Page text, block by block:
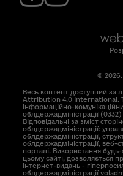
©
Весь контент доступний за
Attribution 4.0 International.
інформаційно-
облдержадміністрації
Відповідальні за зміст
облдержадміністрації:
облдержадміністрації,
облдержадміністрації, веб-
порталі. Використання
цьому сайті, дозволяється
інтернет-видань -
облдержадміністрації